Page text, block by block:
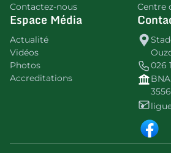
Contactez-nous
Centre
Espace Média
Actualité
Vidéos
Photos
Accreditations
026